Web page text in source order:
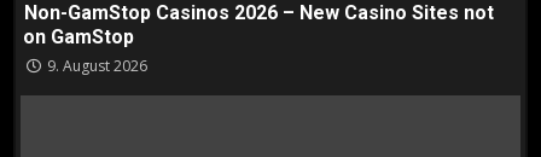
Non-GamStop Casinos 2026 – New Casino Sites not
on GamStop
9. August 2026